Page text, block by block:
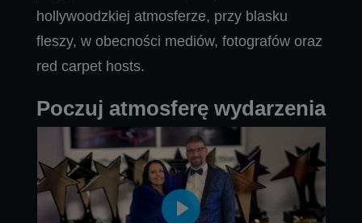
hollywoodzkiej atmosferze, przy blasku
fleszy, w obecności mediów, fotografów oraz
red carpet hosts.
Poczuj atmosferę wydarzenia